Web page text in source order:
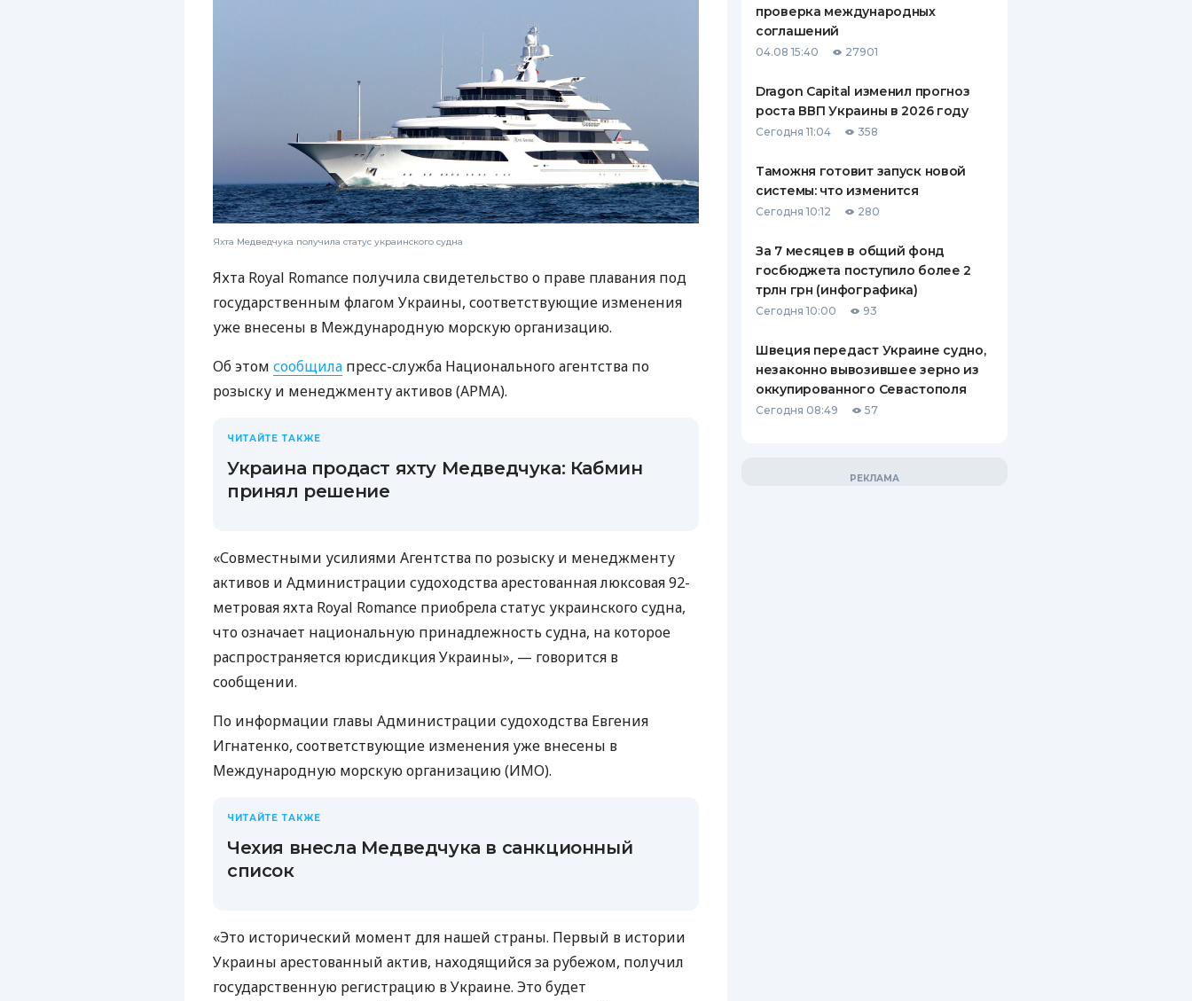
ПУТЕВОДИТЕЛИ ПО
СТРАХОВЫЕ КОМПАНИИ
КОМПАНИЯХ
Яхта Медведчука получила статус украинского судна
Яхта Royal Romance получила свидетельство о праве плавания под
государственным флагом Украины, соответствующие изменения
уже внесены в Международную морскую организацию.
Об этом сообщила пресс-служба Национального агентства по
розыску и менеджменту активов (АРМА).
ЧИТАЙТЕ ТАКЖЕ
Украина продаст яхту Медведчука: Кабмин
принял решение
«Совместными усилиями Агентства по розыску и менеджменту
активов и Администрации судоходства арестованная люксовая 92-
метровая яхта Royal Romance приобрела статус украинского судна,
что означает национальную принадлежность судна, на которое
распространяется юрисдикция Украины», — говорится в
сообщении.
По информации главы Администрации судоходства Евгения
Игнатенко, соответствующие изменения уже внесены в
Международную морскую организацию (ИМО).
ЧИТАЙТЕ ТАКЖЕ
Чехия внесла Медведчука в санкционный
список
«Это исторический момент для нашей страны. Первый в истории
Украины арестованный актив, находящийся за рубежом, получил
государственную регистрацию в Украине. Это будет
проверка международных
соглашений
04.08 15:40 27901
Dragon Capital изменил прогноз
роста ВВП Украины в 2026 году
Сегодня 11:04 358
Таможня готовит запуск новой
системы: что изменится
Сегодня 10:12 280
За 7 месяцев в общий фонд
госбюджета поступило более 2
трлн грн (инфографика)
Сегодня 10:00 93
Швеция передаст Украине судно,
незаконно вывозившее зерно из
оккупированного Севастополя
Сегодня 08:49 57